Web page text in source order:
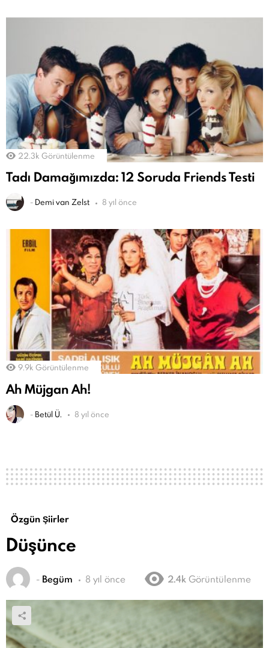
22.3k Görüntülenme
Tadı Damağımızda: 12 Soruda Friends Testi
- Demi van Zelst 8 yıl önce
9.9k Görüntülenme
Ah Müjgan Ah!
- Betül Ü. 8 yıl önce
Özgün Şiirler
Düşünce
- Begüm 8 yıl önce 2.4k Görüntülenme